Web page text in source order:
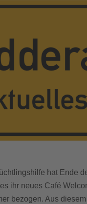
hat Ende
ihr neues Café
bezogen. Aus